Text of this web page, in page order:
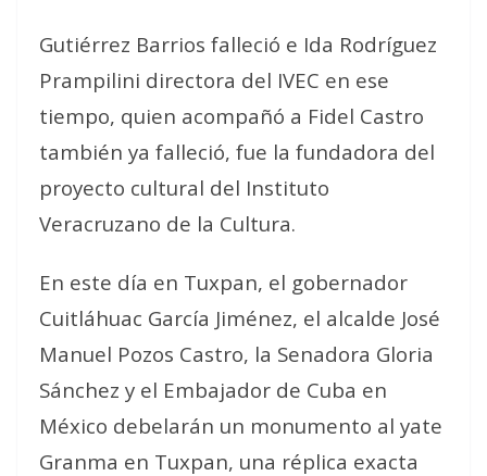
Gutiérrez Barrios falleció e Ida Rodríguez
Prampilini directora del IVEC en ese
tiempo, quien acompañó a Fidel Castro
también ya falleció, fue la fundadora del
proyecto cultural del Instituto
Veracruzano de la Cultura.
En este día en Tuxpan, el gobernador
Cuitláhuac García Jiménez, el alcalde José
Manuel Pozos Castro, la Senadora Gloria
Sánchez y el Embajador de Cuba en
México debelarán un monumento al yate
Granma en Tuxpan, una réplica exacta